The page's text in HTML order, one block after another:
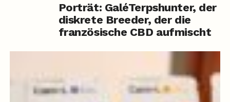
Porträt: GaléTerpshunter, der
diskrete Breeder, der die
französische CBD aufmischt